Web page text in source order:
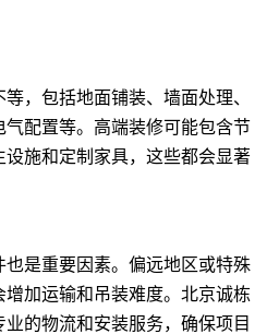
，包括地面铺装、墙面处理、
配置等。高端装修可能包含节
施和定制家具，这些都会显著
是重要因素。偏远地区或特殊
加运输和吊装难度。北京诚栋
的物流和安装服务，确保项目